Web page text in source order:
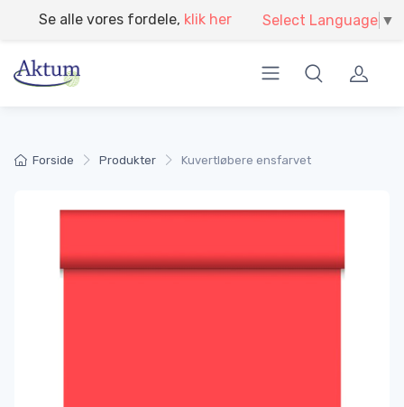
Select Language ▼
Se alle vores fordele, klik her
Forside Produkter Kuvertløbere ensfarvet